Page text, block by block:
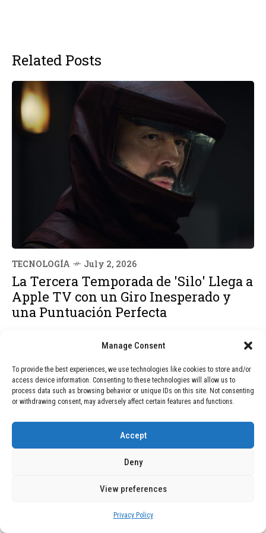
Manage Consent
To provide the best experiences, we use technologies like cookies to store and/or
access device information. Consenting to these technologies will allow us to
process data such as browsing behavior or unique IDs on this site. Not consenting
or withdrawing consent, may adversely affect certain features and functions.
Accept
Deny
View preferences
Privacy Policy
Related Posts
TECNOLOGÍA July 2, 2026
La Tercera Temporada de 'Silo' Llega a
Apple TV con un Giro Inesperado y
una Puntuación Perfecta
# Reserva de Nombres de Usuario en